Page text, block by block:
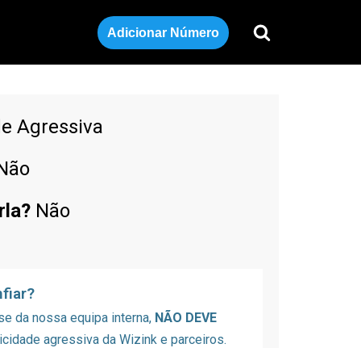
Adicionar Número
Agressiva
Não
da nossa equipa interna, NÃO DEVE
agressiva da Wizink e parceiros.